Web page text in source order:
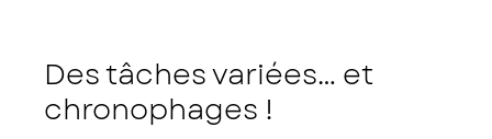
Des tâches variées… et
chronophages !